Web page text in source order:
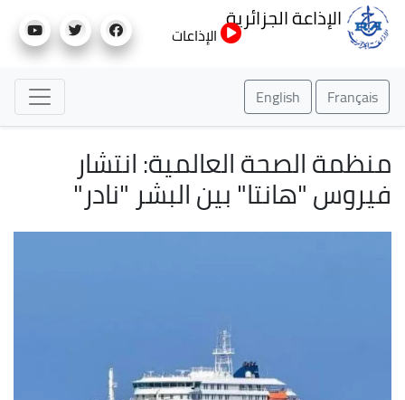
إلى
الإذاعة الجزائرية
الإذاعات
Français
English
منظمة الصحة العالمية: انتشار
فيروس "هانتا" بين البشر "نادر"